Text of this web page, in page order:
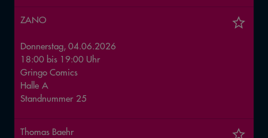
ZANO
Donnerstag, 04.06.2026
18:00 bis 19:00 Uhr
Gringo Comics
Halle A
Standnummer 25
Thomas Baehr